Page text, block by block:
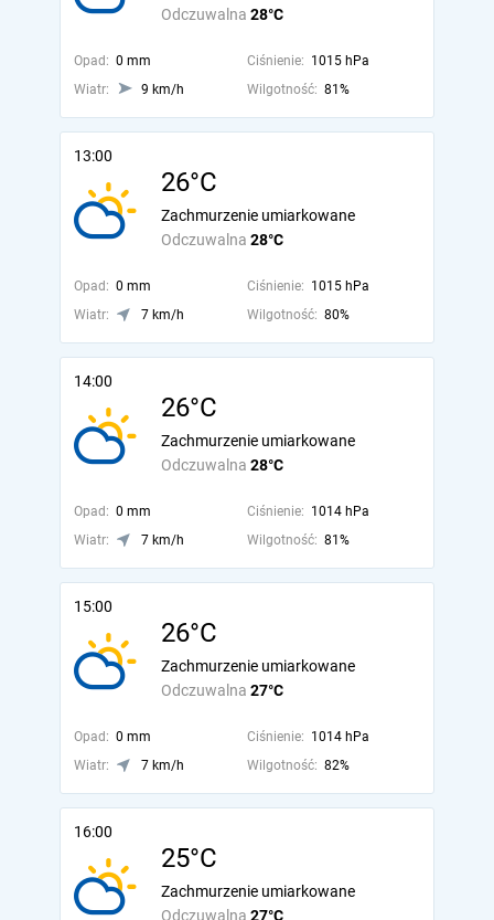
Odczuwalna 28°C
Opad: 0 mm Ciśnienie: 1015 hPa
Wiatr:
9 km/h Wilgotność: 81%
13:00
26°C
Odczuwalna 28°C
Zachmurzenie umiarkowane
Opad: 0 mm Ciśnienie: 1015 hPa
Wiatr:
7 km/h Wilgotność: 80%
14:00
26°C
Odczuwalna 28°C
Zachmurzenie umiarkowane
Opad: 0 mm Ciśnienie: 1014 hPa
Wiatr:
7 km/h Wilgotność: 81%
15:00
26°C
Odczuwalna 27°C
Zachmurzenie umiarkowane
Opad: 0 mm Ciśnienie: 1014 hPa
Wiatr:
7 km/h Wilgotność: 82%
16:00
25°C
Odczuwalna 27°C
Zachmurzenie umiarkowane